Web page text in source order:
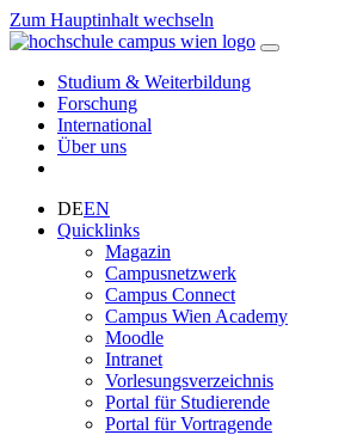
Zum Hauptinhalt wechseln
Studium & Weiterbildung
Forschung
International
Über uns
DEEN
Quicklinks
Magazin
Campusnetzwerk
Campus Connect
Campus Wien Academy
Moodle
Intranet
Vorlesungsverzeichnis
Portal für Studierende
Portal für Vortragende